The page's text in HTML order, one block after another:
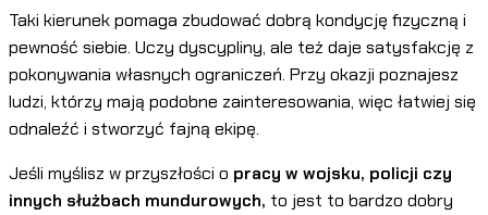
Taki kierunek pomaga zbudować dobrą kondycję fizyczną i
pewność siebie. Uczy dyscypliny, ale też daje satysfakcję z
pokonywania własnych ograniczeń. Przy okazji poznajesz
ludzi, którzy mają podobne zainteresowania, więc łatwiej się
odnaleźć i stworzyć fajną ekipę.
Jeśli myślisz w przyszłości o pracy w wojsku, policji czy
innych służbach mundurowych, to jest to bardzo dobry